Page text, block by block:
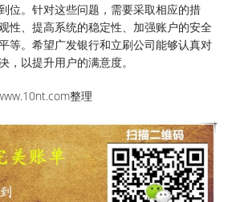
位。针对这些问题，需要采取相应的措
性、提高系统的稳定性、加强账户的安全
等。希望广发银行和立刷公司能够认真对
，以提升用户的满意度。
整理